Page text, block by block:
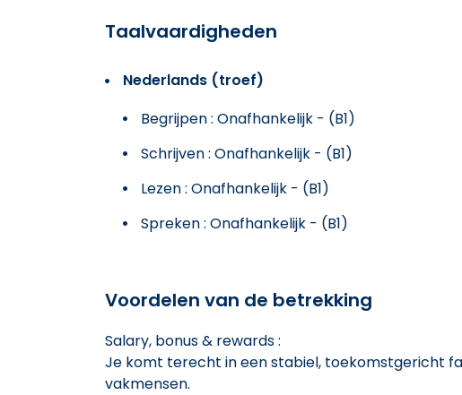
Taalvaardigheden
Nederlands (troef)
Begrijpen : Onafhankelijk - (B1)
Schrijven : Onafhankelijk - (B1)
Lezen : Onafhankelijk - (B1)
Spreken : Onafhankelijk - (B1)
Voordelen van de betrekking
Salary, bonus & rewards :
Je komt terecht in een stabiel, toekomstgericht
vakmensen.